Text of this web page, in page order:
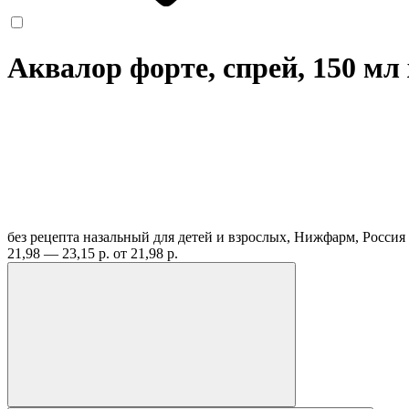
Аквалор форте, спрей, 150 мл
без рецепта назальный для детей и взрослых, Нижфарм, Россия
21,98 — 23,15 р. от 21,98 р.